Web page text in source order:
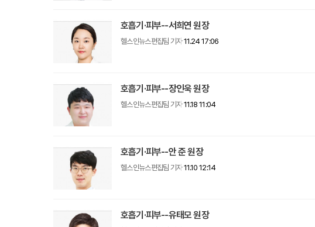
호흡기·피부--서희연 원장
헬스인뉴스편집팀 기자11.24 17:06
호흡기·피부--장인욱 원장
헬스인뉴스편집팀 기자11.18 11:04
호흡기·피부--안 준 원장
헬스인뉴스편집팀 기자11.10 12:14
호흡기·피부--유태모 원장